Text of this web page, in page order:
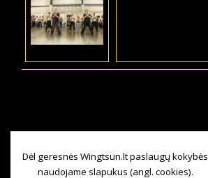
Dėl geresnės Wingtsun.lt paslaugų kokybės
naudojame slapukus (angl. cookies).